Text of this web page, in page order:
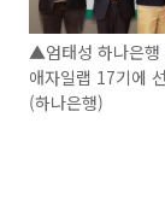
▲엄태성 하나은행
애자일랩 17기에
(하나은행)